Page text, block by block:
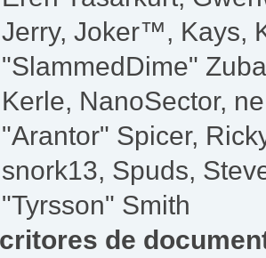
Jerry, Joker™, Kays,
"SlammedDime"
Kerle, NanoSector,
"Arantor" Spicer,
snork13, Spuds,
"Tyrsson" Smith
de